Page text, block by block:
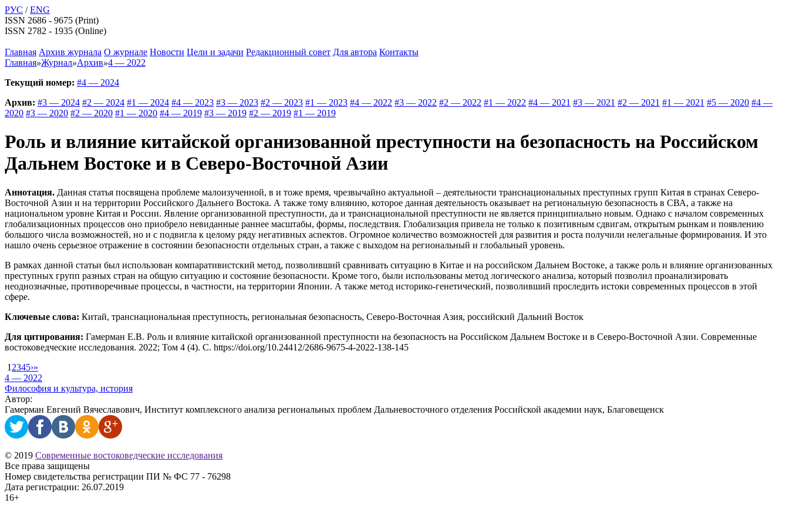
РУС /ENG
ISSN 2686 - 9675 (Print)
ISSN 2782 - 1935 (Online)
Главная Архив журнала О журнале Новости Цели и задачи Редакционный совет Для автора Контакты
Главная»Журнал»Архив»4 — 2022
Текущий номер: #4 — 2024
Архив: #3 — 2024 #2 — 2024 #1 — 2024 #4 — 2023 #3 — 2023 #2 — 2023 #1 — 2023 #4 — 2022 #3 — 2022 #2 — 2022 #1 — 2022 #4 — 2021 #3 — 2021 #2 — 2021 #1 — 2021 #5 — 2020 #4 —
2020 #3 — 2020 #2 — 2020 #1 — 2020 #4 — 2019 #3 — 2019 #2 — 2019 #1 — 2019
Роль и влияние китайской организованной преступности на безопасность на Российском
Дальнем Востоке и в Северо-Восточной Азии
Аннотация. Данная статья посвящена проблеме малоизученной, в и тоже время, чрезвычайно актуальной – деятельности транснациональных преступных групп Китая в странах Северо-
Восточной Азии и на территории Российского Дальнего Востока. А также тому влиянию, которое данная деятельность оказывает на региональную безопасность в СВА, а также на
национальном уровне Китая и России. Явление организованной преступности, да и транснациональной преступности не является принципиально новым. Однако с началом современных
глобализационных процессов оно приобрело невиданные раннее масштабы, формы, последствия. Глобализация привела не только к позитивным сдвигам, открытым рынкам и появлению
большого числа возможностей, но и с подвигла к целому ряду негативных аспектов. Огромное количество возможностей для развития и роста получили нелегальные формирования. И это
нашло очень серьезное отражение в состоянии безопасности отдельных стран, а также с выходом на региональный и глобальный уровень.
В рамках данной статьи был использован компаративистский метод, позволивший сравнивать ситуацию в Китае и на российском Дальнем Востоке, а также роль и влияние организованных
преступных групп разных стран на общую ситуацию и состояние безопасности. Кроме того, были использованы метод логического анализа, который позволил проанализировать
неоднозначные, противоречивые процессы, в частности, на территории Японии. А также метод историко-генетический, позволивший проследить истоки современных процессов в этой
сфере.
Ключевые слова: Китай, транснациональная преступность, региональная безопасность, Северо-Восточная Азия, российский Дальний Восток
Для цитирования: Гамерман Е.В. Роль и влияние китайской организованной преступности на безопасность на Российском Дальнем Востоке и в Северо-Восточной Азии. Современные
востоковедческие исследования. 2022; Том 4 (4). С. https://doi.org/10.24412/2686-9675-4-2022-138-145
1 2345›»
4 — 2022
Философия и культура, история
Автор:
Гамерман Евгений Вячеславович, Институт комплексного анализа региональных проблем Дальневосточного отделения Российской академии наук, Благовещенск
© 2019 Современные востоковедческие исследования
Все права защищены
Номер свидетельства регистрации ПИ № ФС 77 - 76298
Дата регистрации: 26.07.2019
16+